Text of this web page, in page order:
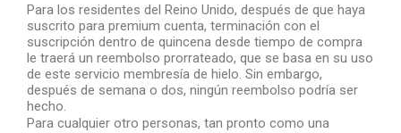
Para los residentes del Reino Unido, después de que haya
suscrito para premium cuenta, terminación con el
suscripción dentro de quincena desde tiempo de compra
le traerá un reembolso prorrateado, que se basa en su uso
de este servicio membresía de hielo. Sin embargo,
después de semana o dos, ningún reembolso podría ser
hecho.
Para cualquier otro personas, tan pronto como una